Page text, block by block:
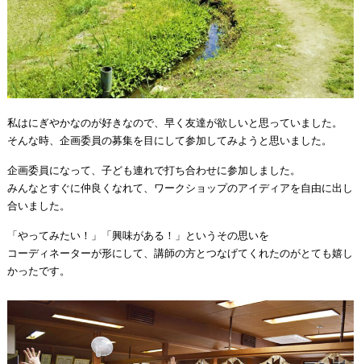
私はにぎやかなのが好きなので、早く友達が欲しいと思っていました。
そんな時、企画委員の募集を目にして参加してみようと思いました。
企画委員になって、子ども連れで打ち合わせに参加しました。
みんなとすぐに仲良くなれて、ワークショップのアイディアを自由に出し
合いました。
「やってみたい！」「興味がある！」と いう その思いを
コーディネーターが形にして、講師の方とつなげてくれたのがとても嬉し
かったです。